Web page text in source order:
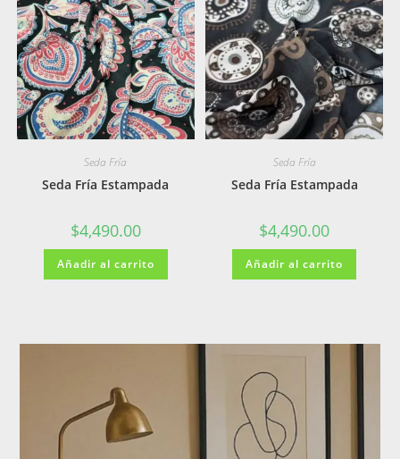
Seda Fría
Seda Fría Estampada
$4,490.00
Añadir al carrito
Seda Fría
Seda Fría Estampada
$4,490.00
Añadir al carrito